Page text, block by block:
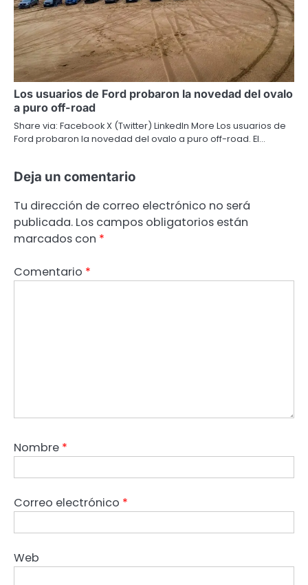
Los usuarios de Ford probaron la novedad del ovalo
a puro off-road
Share via: Facebook X (Twitter) LinkedIn More Los usuarios de
Ford probaron la novedad del ovalo a puro off-road. El…
Deja un comentario
Tu dirección de correo electrónico no será
publicada. Los campos obligatorios están
marcados con *
Comentario *
Nombre *
Correo electrónico *
Web